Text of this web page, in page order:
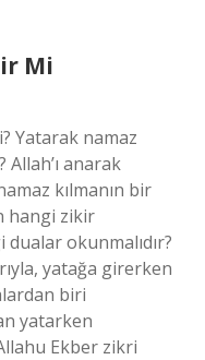
Mi
Yatarak namaz
Allah’ı anarak
kılmanın bir
hangi zikir
okunmalıdır?
yatağa girerken
biri
yatarken
Ekber zikri